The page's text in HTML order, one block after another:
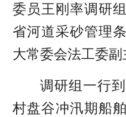
委员王刚率调研
省河道采砂管理
大常委会法工委副
调研组一行
村盘谷冲汛期船